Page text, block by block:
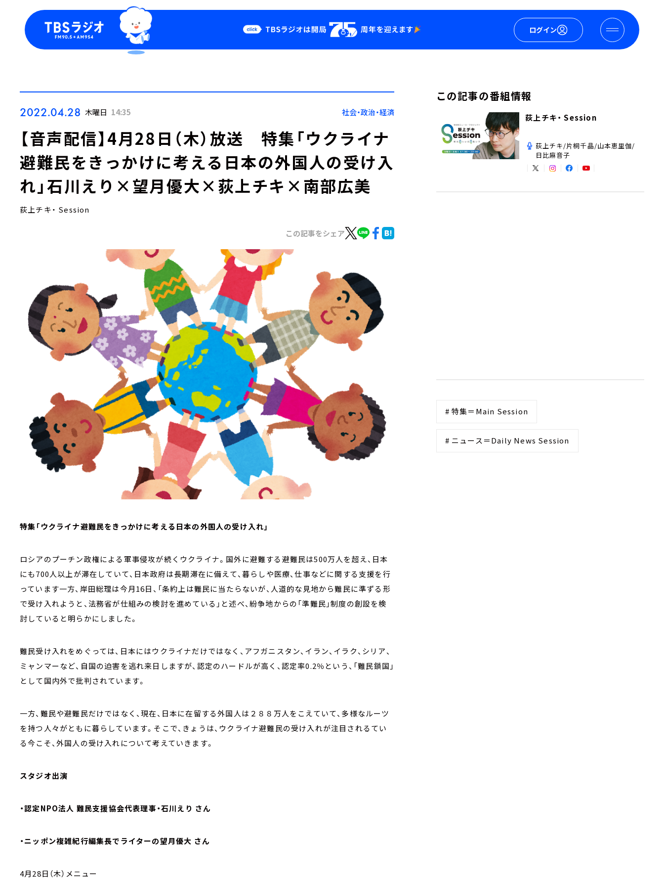
ログイン
Podcast
YouTube
会社情報
2022.04.28 木曜日 14:35 社会・政治・経済
【音声配信】4月28日（木）放送 特集「ウクライナ
避難民をきっかけに考える日本の外国人の受け入
れ」石川えり×望月優大×荻上チキ×南部広美
荻上チキ・ Session
この記事をシェア
特集「ウクライナ避難民をきっかけに考える日本の外国人の受け入れ」
ロシアのプーチン政権による軍事侵攻が続くウクライナ。国外に避難する避難民は500万人を超え、日本
にも700人以上が滞在していて、日本政府は長期滞在に備えて、暮らしや医療、仕事などに関する支援を行
っています一方、岸田総理は今月16日、「条約上は難民に当たらないが、人道的な見地から難民に準ずる形
で受け入れようと、法務省が仕組みの検討を進めている」と述べ、紛争地からの「準難民」制度の創設を検
討していると明らかにしました。
難民受け入れをめぐっては、日本にはウクライナだけではなく、アフガニスタン、イラン、イラク、シリア、
ミャンマーなど、自国の迫害を逃れ来日しますが、認定のハードルが高く、認定率0.2％という、「難民鎖国」
として国内外で批判されています。
一方、難民や避難民だけではなく、現在、日本に在留する外国人は２８８万人をこえていて、多様なルーツ
を持つ人々がともに暮らしています。そこで、きょうは、ウクライナ避難民の受け入れが注目されるてい
る今こそ、外国人の受け入れについて考えていきます。
スタジオ出演
・認定NPO法人 難民支援協会代表理事・石川えり さん
・ニッポン複雑紀行編集長でライターの望月優大 さん
4月28日（木）メニュー
この記事の番組情報
荻上チキ・ Session
荻上チキ/片桐千晶/山本恵里伽/
日比麻音子
# 特集＝Main Session
# ニュース＝Daily News Session